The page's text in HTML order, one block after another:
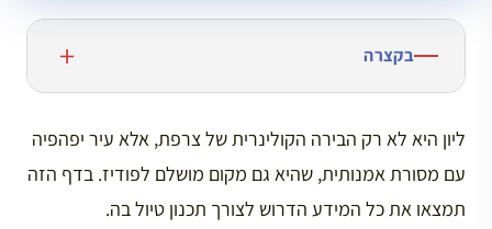
בקצרה
ליון היא לא רק הבירה הקולינרית של צרפת, אלא עיר יפהפיה
עם מסורת אמנותית, שהיא גם מקום מושלם לפודיז. בדף הזה
תמצאו את כל המידע הדרוש לצורך תכנון טיול בה.